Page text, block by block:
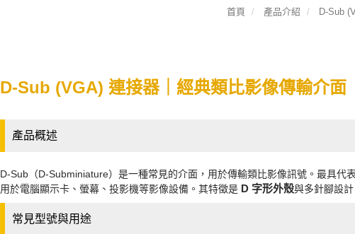
首頁 產品介紹 D-Sub
D-Sub (VGA) 連接器｜經典類比影像傳輸介面
產品概述
D-Sub（D-Subminiature）是一種常見的介面，用於傳輸類比影像訊號。最具代
用於電腦顯示卡、螢幕、投影機等影像設備。其特徵是 D 字形外殼與多針腳設
常見型號與用途